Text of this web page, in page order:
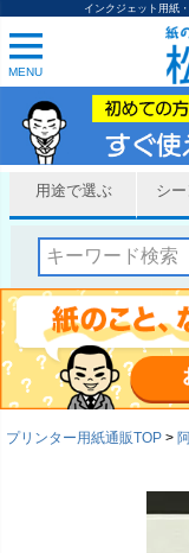
インクジェット用紙
MENU
用途で選ぶ シ
プリンター用紙通販TOP